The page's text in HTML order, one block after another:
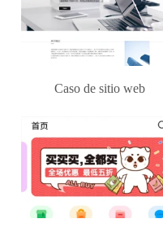
Caso de sitio web